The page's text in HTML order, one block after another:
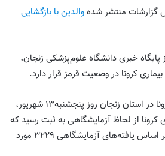
گزارشات منتشر شدهوالدین با بازگشایی
خبری دانشگاه علوم‌پزشکی زنجان،
کرونا در وضعیت قرمز قرار دارد.
وضعیت مبتلایان ویروس کرونا در استان زنجان روز پنجشنبه۱۳ شهریور،
کرونا از لحاظ آزمایشگاهی به ثبت رسید که
اکنون مجموع موارد مثبت بر اساس یافته‌های آزمایشگاهی ۳۲۲۹ مورد